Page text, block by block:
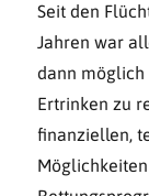
Seit den
Jahren war
dann möglich
Ertrinken zu
finanziellen,